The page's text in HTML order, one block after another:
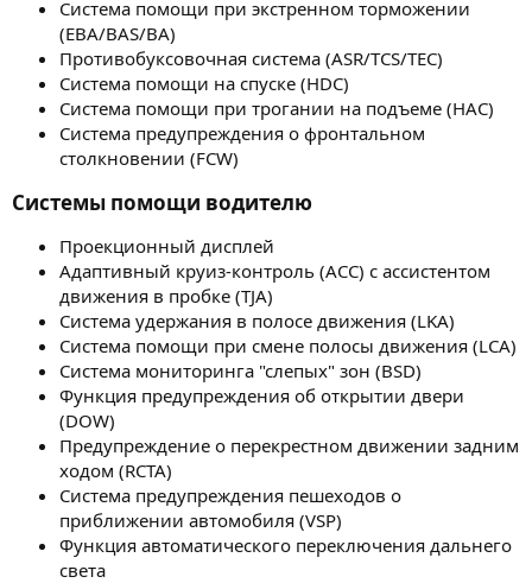
Система помощи при экстренном торможении
(EBA/BAS/BA)
Противобуксовочная система (ASR/TCS/TEC)
Система помощи на спуске (HDC)
Система помощи при трогании на подъеме (HAC)
Система предупреждения о фронтальном
столкновении (FCW)
Системы помощи водителю​
Проекционный дисплей
Адаптивный круиз-контроль (ACC) с ассистентом
движения в пробке (TJA)
Система удержания в полосе движения (LKA)
Система помощи при смене полосы движения (LСA)
Система мониторинга "слепых" зон (BSD)
Функция предупреждения об открытии двери
(DOW)
Предупреждение о перекрестном движении задним
ходом (RCTA)
Система предупреждения пешеходов о
приближении автомобиля (VSP)
Функция автоматического переключения дальнего
света